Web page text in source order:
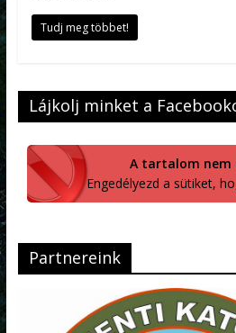
Tudj meg többet!
Lájkolj minket a
A tartalom nem
Engedélyezd a sütiket,
Partnereink